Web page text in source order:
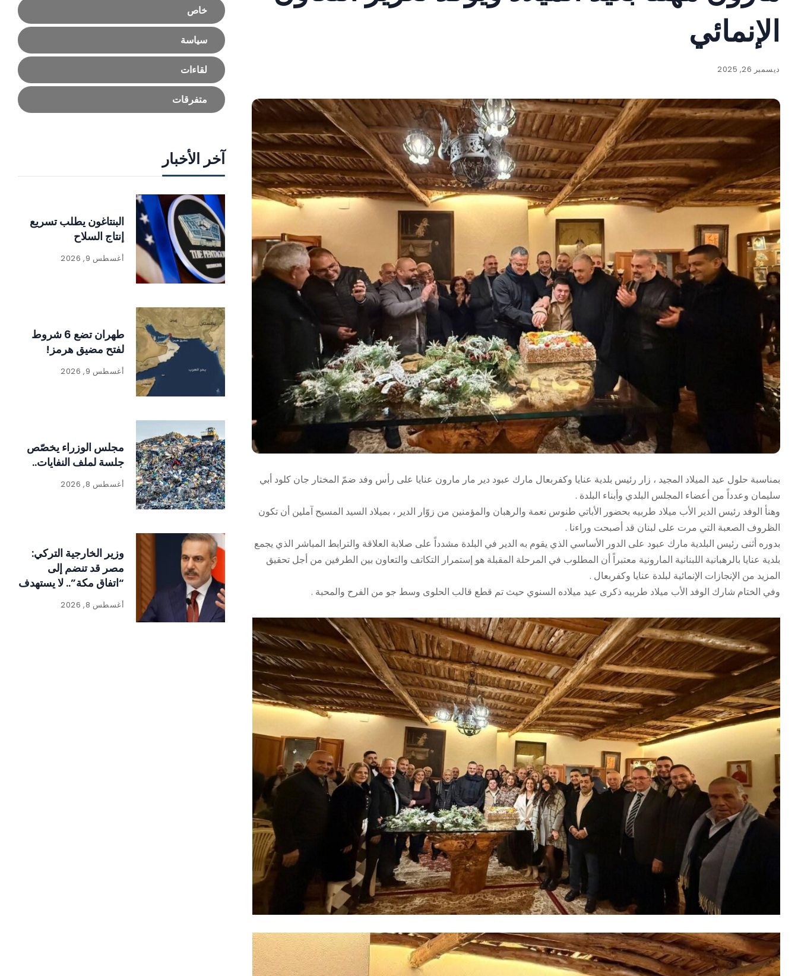
الإنمائي
ديسمبر 26, 2025
بمناسبة حلول عيد الميلاد المجيد ، زار رئيس بلدية عنايا وكفربعال مارك عبود دير مار مارون عنايا على رأس وفد ضمّ المختار جان كلود أبي
سليمان وعدداً من أعضاء المجلس البلدي وأبناء البلدة .
وهنأ الوفد رئيس الدير الأب ميلاد طربيه بحضور الأباتي طنوس نعمة والرهبان والمؤمنين من زوّار الدير ، بميلاد السيد المسيح آملين أن تكون
الظروف الصعبة التي مرت على لبنان قد أصبحت وراءنا .
بدوره أثنى رئيس البلدية مارك عبود على الدور الأساسي الذي يقوم به الدير في البلدة مشدداً على صلابة العلاقة والترابط المباشر الذي يجمع
بلدية عنايا بالرهبانية اللبنانية المارونية معتبراً أن المطلوب في المرحلة المقبلة هو إستمرار التكاتف والتعاون بين الطرفين من أجل تحقيق
المزيد من الإنجازات الإنمائية لبلدة عنايا وكفربعال .
وفي الختام شارك الوفد الأب ميلاد طربيه ذكرى عيد ميلاده السنوي حيث تم قطع قالب الحلوى وسط جو من الفرح والمحبة .
خاص
سياسة
لقاءات
متفرقات
آخر الأخبار
البنتاغون يطلب تسريع
إنتاج السلاح
أغسطس 9, 2026
طهران تضع 6 شروط
لفتح مضيق هرمز!
أغسطس 9, 2026
مجلس الوزراء يخصّص
جلسة لملف النفايات..
أغسطس 8, 2026
وزير الخارجية التركي:
مصر قد تنضم إلى
“اتفاق مكة”.. لا يستهدف
إيران
أغسطس 8, 2026